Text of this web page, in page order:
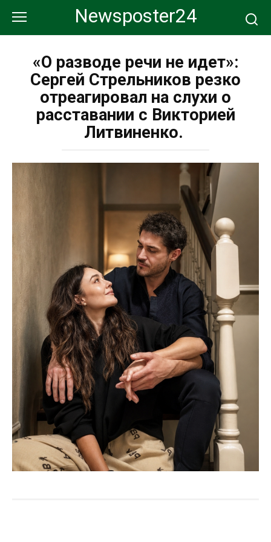
контенту
Newsposter24
«О разводе речи не идет»:
Сергей Стрельников резко
отреагировал на слухи о
расставании с Викторией
Литвиненко.